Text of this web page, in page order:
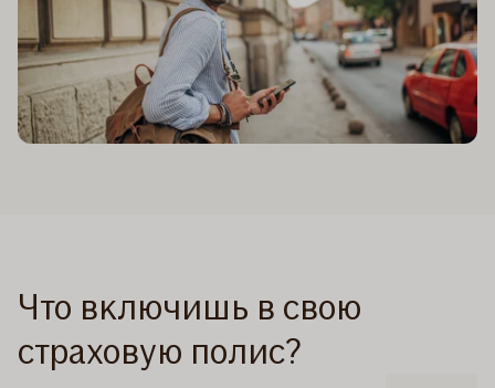
Что включишь в свою
страховую полис?